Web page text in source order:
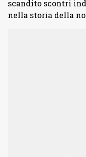
scandito scontri
nella storia della